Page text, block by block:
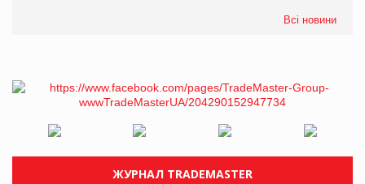
Всі новини
ЖУРНАЛ TRADEMASTER